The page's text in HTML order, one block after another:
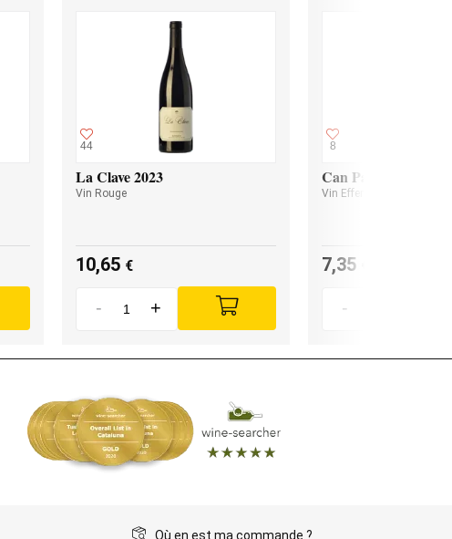
44
La Clave 2023
Vin Rouge
10,65 €
- +
8
Can Paixano Rosat
Vin Effervescent
7,35
-
Où en est ma commande ?